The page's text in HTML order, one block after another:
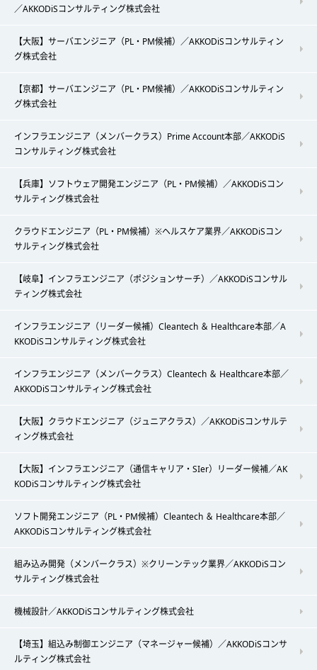
／AKKODiSコンサルティング株式会社
【大阪】サーバエンジニア（PL・PM候補）／AKKODiSコンサルティン
グ株式会社
【京都】サーバエンジニア（PL・PM候補）／AKKODiSコンサルティン
グ株式会社
インフラエンジニア（メンバークラス）Prime Account本部／AKKODiS
コンサルティング株式会社
【兵庫】ソフトウェア開発エンジニア（PL・PM候補）／AKKODiSコン
サルティング株式会社
クラウドエンジニア（PL・PM候補）※ヘルスケア業界／AKKODiSコン
サルティング株式会社
【岐阜】インフラエンジニア（ポジションサーチ）／AKKODiSコンサル
ティング株式会社
インフラエンジニア（リーダー候補）Cleantech ＆ Healthcare本部／A
KKODiSコンサルティング株式会社
インフラエンジニア（メンバークラス）Cleantech ＆ Healthcare本部／
AKKODiSコンサルティング株式会社
【大阪】クラウドエンジニア（ジュニアクラス）／AKKODiSコンサルテ
ィング株式会社
【大阪】インフラエンジニア（通信キャリア・SIer）リーダー候補／AK
KODiSコンサルティング株式会社
ソフト開発エンジニア（PL・PM候補）Cleantech ＆ Healthcare本部／
AKKODiSコンサルティング株式会社
組み込み開発（メンバークラス）※クリーンテック業界／AKKODiSコン
サルティング株式会社
機械設計／AKKODiSコンサルティング株式会社
【埼玉】組込み制御エンジニア（マネージャー候補）／AKKODiSコンサ
ルティング株式会社